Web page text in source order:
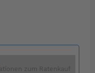
zum Ratenkauf